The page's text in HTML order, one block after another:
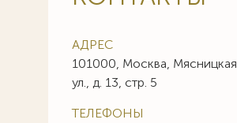
АДРЕС
101000, Москва, Мясницкая
ул., д. 13, стр. 5
ТЕЛЕФОНЫ